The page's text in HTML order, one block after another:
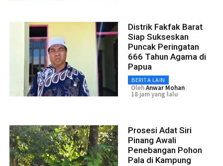
Distrik Fakfak Barat
Siap Sukseskan
Puncak Peringatan
666 Tahun Agama di
Papua
BERITA LAIN
OlehAnwar Mohan
18 jam yang lalu
Prosesi Adat Siri
Pinang Awali
Penebangan Pohon
Pala di Kampung